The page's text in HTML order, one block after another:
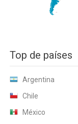
Top de países
Argentina
Chile
México